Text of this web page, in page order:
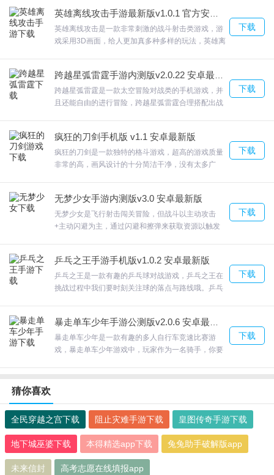
同的弱点，仔细的进行分析，找出弱点，一举击溃这
些敌人。欢迎来合众软件园下载体验。
英雄离线攻击是一款非常刺激的战斗射击类游戏，游
戏采用3D画面，给人更加真多种多样的玩法，英雄离
的敌人，必须在每一场战斗中全力以赴。欢迎来合众
软件园下载体验。
下载
跨越星弧雷霆是一款太空冒险对战类的手机游戏，并
且还能自由的进行冒险，跨越星弧雷霆合理搭配出战
软件园下载体验。
下载
疯狂的刀剑手机版 v1.1 安卓最新版
疯狂的刀剑是一款独特的格斗游戏，超高的游戏质量
非常的高，画风设计的十分简洁干净，没有太多广
音乐也属于轻音乐。玩家在游戏中可以通过不断的消
灭更多的物品来获得奖励。欢迎来合众软件园下载体
验。
下载
无梦少女手游内测版v3.0 安卓最新版
无梦少女是飞行射击闯关冒险，但战斗以主动攻击
+主动闪避为主，通过闪避和擦弹来获取资源以触发
的射击体验。欢迎来合众软件园下载体验。
下载
乒乓之王手游手机版v1.0.2 安卓最新版
乒乓之王是一款有趣的乒乓球对战游戏，乒乓之王在
挑战过程中我们要时刻关注球的落点与路线哦。乒乓
线。欢迎来合众软件园下载体验。
下载
暴走单车少年是一款有趣的多人自行车竞速比赛游
戏，暴走单车少年游戏中，玩家作为一名骑手，你要
合众软件园下载体验。
下载
猜你喜欢
全民穿越之宫下载 阻止灾难手游下载 皇图传奇手游下载
地下城巫婆下载 本得精选app下载 兔兔助手破解版app
未来信封 高考志愿在线填报app